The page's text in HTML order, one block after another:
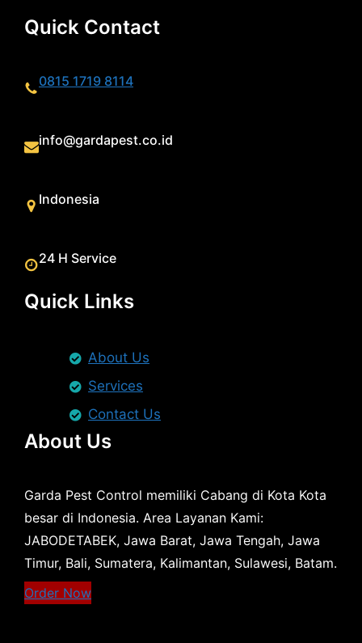
Quick Contact
0815 1719 8114
info@gardapest.co.id
Indonesia
24 H Service
Quick Links
About Us
Services
Contact Us
About Us
Garda Pest Control memiliki Cabang di Kota Kota
besar di Indonesia. Area Layanan Kami:
JABODETABEK, Jawa Barat, Jawa Tengah, Jawa
Timur, Bali, Sumatera, Kalimantan, Sulawesi, Batam.
Order Now